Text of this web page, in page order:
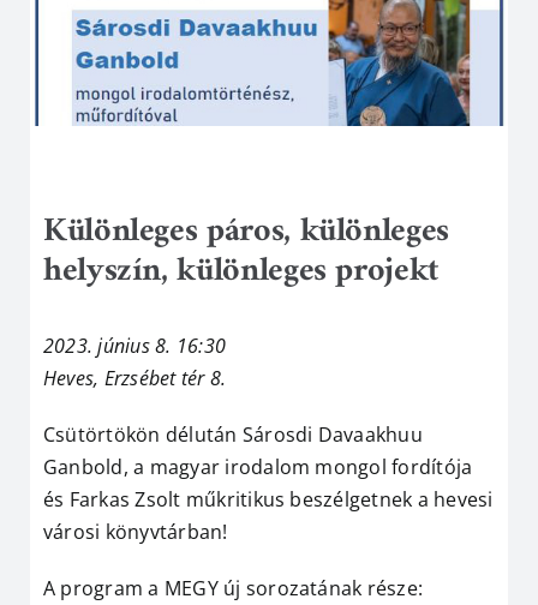
Különleges páros, különleges
helyszín, különleges projekt
2023. június 8. 16:30
Heves, Erzsébet tér 8.
Csütörtökön délután Sárosdi Davaakhuu
Ganbold, a magyar irodalom mongol fordítója
és Farkas Zsolt műkritikus beszélgetnek a hevesi
városi könyvtárban!
A program a MEGY új sorozatának része: